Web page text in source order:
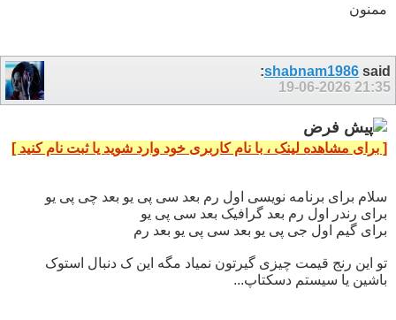
ممنون
shabnam1986 said:
19-06-2026 21:35
[ برای مشاهده لینک ، با نام کاربری خود وارد شوید یا ثبت نام کنید ]
سلام برای برنامه نویسی اول رم بعد سی پی یو بعد چی پی یو
برای رندر اول رم بعد گرافیک بعد سی پی یو
برای گیم اول جی پی یو بعد سی پی یو بعد رم
تو این رنج قیمت چیزی گیرتون نمیاد مگه این ک دنبال استوک
باشین یا سیستم دسکتاپ...